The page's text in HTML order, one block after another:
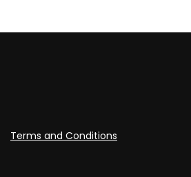
Terms and Conditions